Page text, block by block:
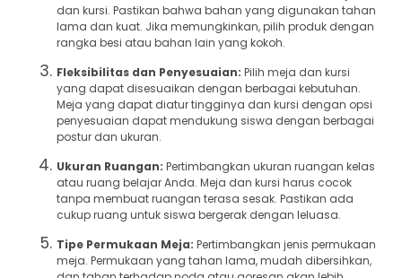
dan kursi. Pastikan bahwa bahan yang digunakan tahan
lama dan kuat. Jika memungkinkan, pilih produk dengan
rangka besi atau bahan lain yang kokoh.
Fleksibilitas dan Penyesuaian: Pilih meja dan kursi
yang dapat disesuaikan dengan berbagai kebutuhan.
Meja yang dapat diatur tingginya dan kursi dengan opsi
penyesuaian dapat mendukung siswa dengan berbagai
postur dan ukuran.
Ukuran Ruangan: Pertimbangkan ukuran ruangan kelas
atau ruang belajar Anda. Meja dan kursi harus cocok
tanpa membuat ruangan terasa sesak. Pastikan ada
cukup ruang untuk siswa bergerak dengan leluasa.
Tipe Permukaan Meja: Pertimbangkan jenis permukaan
meja. Permukaan yang tahan lama, mudah dibersihkan,